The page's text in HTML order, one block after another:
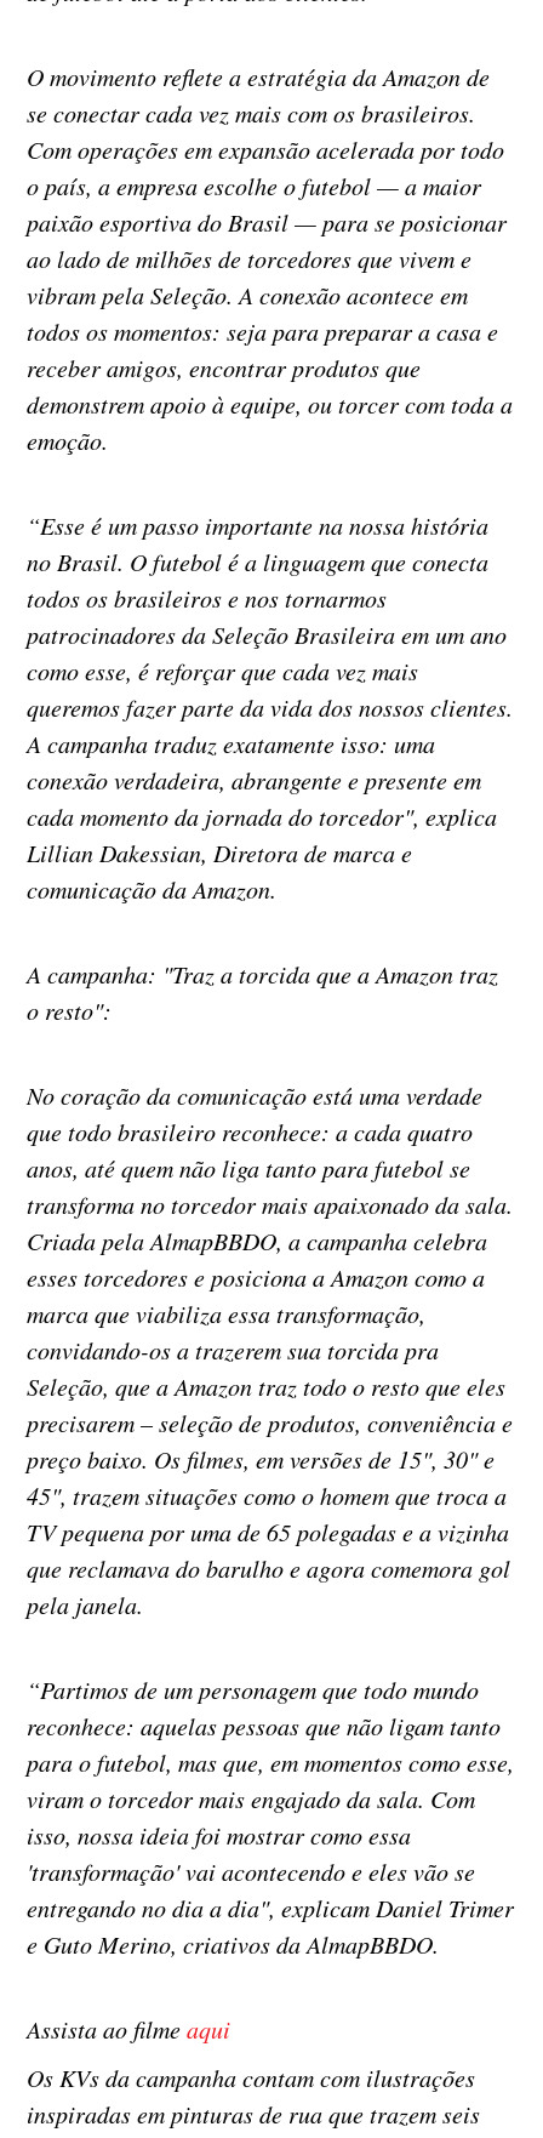
O movimento reflete a estratégia da Amazon de
se conectar cada vez mais com os brasileiros.
Com operações em expansão acelerada por todo
o país, a empresa escolhe o futebol — a maior
paixão esportiva do Brasil — para se posicionar
ao lado de milhões de torcedores que vivem e
vibram pela Seleção. A conexão acontece em
todos os momentos: seja para preparar a casa e
receber amigos, encontrar produtos que
demonstrem apoio à equipe, ou torcer com toda a
emoção.
“Esse é um passo importante na nossa história
no Brasil. O futebol é a linguagem que conecta
todos os brasileiros e nos tornarmos
patrocinadores da Seleção Brasileira em um ano
como esse, é reforçar que cada vez mais
queremos fazer parte da vida dos nossos clientes.
A campanha traduz exatamente isso: uma
conexão verdadeira, abrangente e presente em
cada momento da jornada do torcedor", explica
Lillian Dakessian, Diretora de marca e
comunicação da Amazon.
A campanha: "Traz a torcida que a Amazon traz
o resto":
No coração da comunicação está uma verdade
que todo brasileiro reconhece: a cada quatro
anos, até quem não liga tanto para futebol se
transforma no torcedor mais apaixonado da sala.
Criada pela AlmapBBDO, a campanha celebra
esses torcedores e posiciona a Amazon como a
marca que viabiliza essa transformação,
convidando-os a trazerem sua torcida pra
Seleção, que a Amazon traz todo o resto que eles
precisarem – seleção de produtos, conveniência e
preço baixo. Os filmes, em versões de 15", 30" e
45", trazem situações como o homem que troca a
TV pequena por uma de 65 polegadas e a vizinha
que reclamava do barulho e agora comemora gol
pela janela.
“Partimos de um personagem que todo mundo
reconhece: aquelas pessoas que não ligam tanto
para o futebol, mas que, em momentos como esse,
viram o torcedor mais engajado da sala. Com
isso, nossa ideia foi mostrar como essa
'transformação' vai acontecendo e eles vão se
entregando no dia a dia", explicam Daniel Trimer
e Guto Merino, criativos da AlmapBBDO.
Assista ao filmeaqui
Os KVs da campanha contam com ilustrações
inspiradas em pinturas de rua que trazem seis